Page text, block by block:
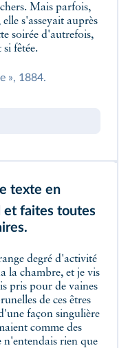
Mais parfois,
s'asseyait auprès
soirée d'autrefois,
si fêtée.
», 1884.
texte en
et faites toutes
la chambre, et je vis
pris pour de vaines
de ces êtres
façon singulière
comme des
n'entendais rien que